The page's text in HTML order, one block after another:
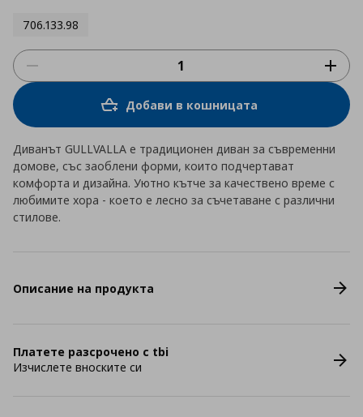
706.133.98
Добави в кошницата
Диванът GULLVALLA е традиционен диван за съвременни
домове, със заоблени форми, които подчертават
комфорта и дизайна. Уютно кътче за качествено време с
любимите хора - което е лесно за съчетаване с различни
стилове.
Описание на продукта
Платете разсрочено с tbi
Изчислете вноските си